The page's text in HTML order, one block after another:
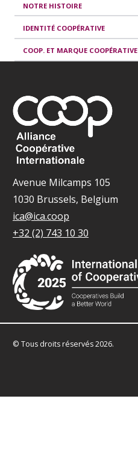
NOTRE HISTOIRE
IDENTITÉ COOPÉRATIVE
COOP. ET MARQUE COOPÉRATIVE
Avenue Milcamps 105
1030 Brussels, Belgium
ica@ica.coop
+32 (2) 743 10 30
© Tous droits réservés 2026.